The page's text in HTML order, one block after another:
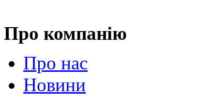
Про компанію
Про нас
Новини